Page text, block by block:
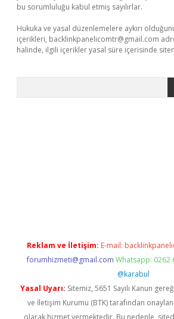
bu sorumluluğu kabul etmiş sayılırlar.
Hukuka ve yasal düzenlemelere aykırı
içerikleri, backlinkpanelicomtr@gmail.com
halinde, ilgili içerikler yasal süre içerisinde
Reklam ve İletişim: E-mail:
forumhizmeti@gmail.com Whatsapp: 0262
@karabul
Yasal Uyarı: Sitemiz, 5651 Sayılı Kanun
ve İletişim Kurumu (BTK) tarafından
olarak hizmet vermektedir. Bu nedenle,